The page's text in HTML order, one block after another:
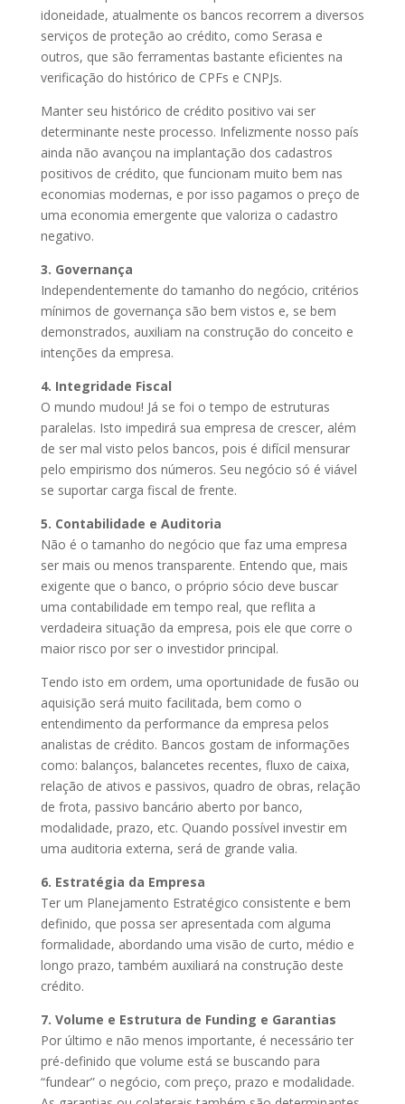
idoneidade, atualmente os bancos recorrem a diversos
serviços de proteção ao crédito, como Serasa e
outros, que são ferramentas bastante eficientes na
verificação do histórico de CPFs e CNPJs.
Manter seu histórico de crédito positivo vai ser
determinante neste processo. Infelizmente nosso país
ainda não avançou na implantação dos cadastros
positivos de crédito, que funcionam muito bem nas
economias modernas, e por isso pagamos o preço de
uma economia emergente que valoriza o cadastro
negativo.
3. Governança
Independentemente do tamanho do negócio, critérios
mínimos de governança são bem vistos e, se bem
demonstrados, auxiliam na construção do conceito e
intenções da empresa.
4. Integridade Fiscal
O mundo mudou! Já se foi o tempo de estruturas
paralelas. Isto impedirá sua empresa de crescer, além
de ser mal visto pelos bancos, pois é difícil mensurar
pelo empirismo dos números. Seu negócio só é viável
se suportar carga fiscal de frente.
5. Contabilidade e Auditoria
Não é o tamanho do negócio que faz uma empresa
ser mais ou menos transparente. Entendo que, mais
exigente que o banco, o próprio sócio deve buscar
uma contabilidade em tempo real, que reflita a
verdadeira situação da empresa, pois ele que corre o
maior risco por ser o investidor principal.
Tendo isto em ordem, uma oportunidade de fusão ou
aquisição será muito facilitada, bem como o
entendimento da performance da empresa pelos
analistas de crédito. Bancos gostam de informações
como: balanços, balancetes recentes, fluxo de caixa,
relação de ativos e passivos, quadro de obras, relação
de frota, passivo bancário aberto por banco,
modalidade, prazo, etc. Quando possível investir em
uma auditoria externa, será de grande valia.
6. Estratégia da Empresa
Ter um Planejamento Estratégico consistente e bem
definido, que possa ser apresentada com alguma
formalidade, abordando uma visão de curto, médio e
longo prazo, também auxiliará na construção deste
crédito.
7. Volume e Estrutura de Funding e Garantias
Por último e não menos importante, é necessário ter
pré-definido que volume está se buscando para
“fundear” o negócio, com preço, prazo e modalidade.